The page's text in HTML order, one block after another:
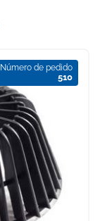
Número de pedido
510